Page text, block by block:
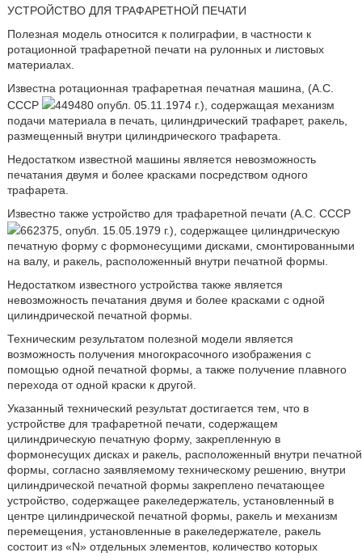
УСТРОЙСТВО ДЛЯ ТРАФАРЕТНОЙ ПЕЧАТИ
Полезная модель относится к полиграфии, в частности к
ротационной трафаретной печати на рулонных и листовых
материалах.
Известна ротационная трафаретная печатная машина, (А.С.
СССР
449480 опубл. 05.11.1974 г.), содержащая механизм
подачи материала в печать, цилиндрический трафарет, ракель,
размещенный внутри цилиндрического трафарета.
Недостатком известной машины является невозможность
печатания двумя и более красками посредством одного
трафарета.
Известно также устройство для трафаретной печати (А.С. СССР
662375, опубл. 15.05.1979 г.), содержащее цилиндрическую
печатную форму с формонесущими дисками, смонтированными
на валу, и ракель, расположенный внутри печатной формы.
Недостатком известного устройства также является
невозможность печатания двумя и более красками с одной
цилиндрической печатной формы.
Техническим результатом полезной модели является
возможность получения многокрасочного изображения с
помощью одной печатной формы, а также получение плавного
перехода от одной краски к другой.
Указанный технический результат достигается тем, что в
устройстве для трафаретной печати, содержащем
цилиндрическую печатную форму, закрепленную в
формонесущих дисках и ракель, расположенный внутри печатной
формы, согласно заявляемому техническому решению, внутри
цилиндрической печатной формы закреплено печатающее
устройство, содержащее ракеледержатель, установленный в
центре цилиндрической печатной формы, ракель и механизм
перемещения, установленные в ракеледержателе, ракель
состоит из «N» отдельных элементов, количество которых